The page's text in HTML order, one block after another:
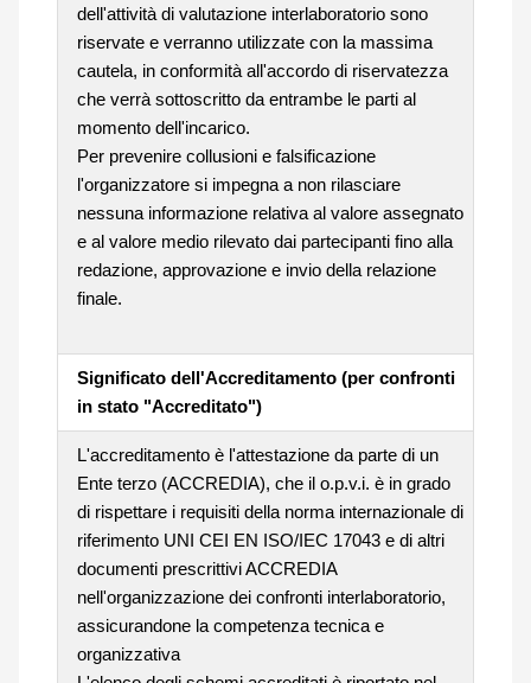
dell'attività di valutazione interlaboratorio sono
riservate e verranno utilizzate con la massima
cautela, in conformità all'accordo di riservatezza
che verrà sottoscritto da entrambe le parti al
momento dell'incarico.
Per prevenire collusioni e falsificazione
l'organizzatore si impegna a non rilasciare
nessuna informazione relativa al valore assegnato
e al valore medio rilevato dai partecipanti fino alla
redazione, approvazione e invio della relazione
finale.
Significato dell'Accreditamento (per confronti
in stato "Accreditato")
L'accreditamento è l'attestazione da parte di un
Ente terzo (ACCREDIA), che il o.p.v.i. è in grado
di rispettare i requisiti della norma internazionale di
riferimento UNI CEI EN ISO/IEC 17043 e di altri
documenti prescrittivi ACCREDIA
nell'organizzazione dei confronti interlaboratorio,
assicurandone la competenza tecnica e
organizzativa